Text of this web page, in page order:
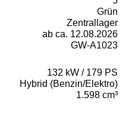
Grün
Zentrallager
ab ca. 12.08.2026
GW-A1023
132 kW / 179 PS
Hybrid (Benzin/Elektro)
1.598 cm³